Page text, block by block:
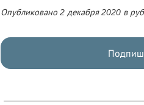
Опубликовано 2 декабря 2020 в